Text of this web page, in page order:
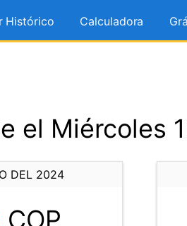
Histórico Calculadora
el Miércoles
DEL 2024
COP